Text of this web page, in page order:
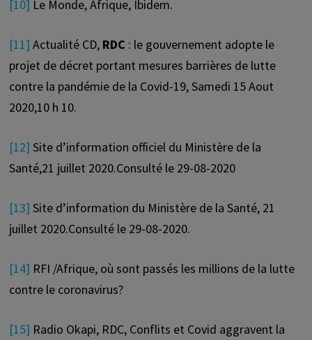
[10] Le Monde, Afrique, Ibidem.
[11] Actualité CD, RDC : le gouvernement adopte le
projet de décret portant mesures barrières de lutte
contre la pandémie de la Covid-19, Samedi 15 Aout
2020,10 h 10.
[12] Site d’information officiel du Ministère de la
Santé,21 juillet 2020.Consulté le 29-08-2020
[13] Site d’information du Ministère de la Santé, 21
juillet 2020.Consulté le 29-08-2020.
[14] RFI /Afrique, où sont passés les millions de la lutte
contre le coronavirus?
[15] Radio Okapi, RDC, Conflits et Covid aggravent la